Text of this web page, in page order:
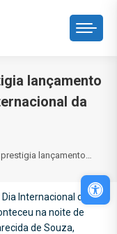
lançamento
da
lançamento…
Internacional da
na noite de
de Souza,